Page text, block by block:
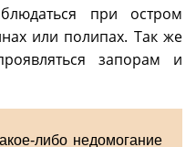
при остром
или полипах. Так же
запорам и
либо недомогание